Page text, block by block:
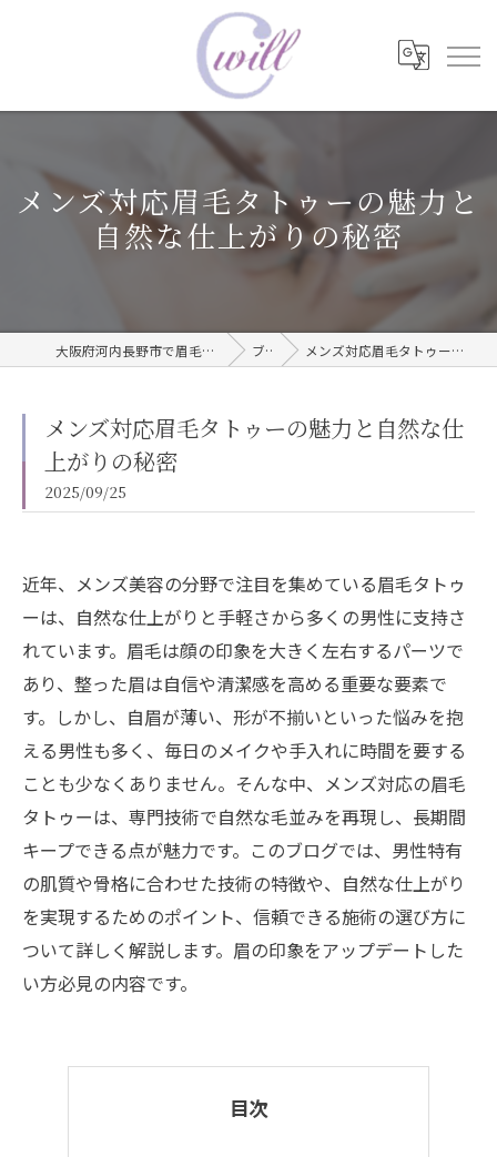
メンズ対応眉毛タトゥーの魅力と
自然な仕上がりの秘密
大阪府河内長野市で眉毛タトゥーならwill care サロン ブログ メンズ対応眉毛タトゥーの魅力と自然な仕上がりの秘密
メンズ対応眉毛タトゥーの魅力と自然な仕
上がりの秘密
2025/09/25
近年、メンズ美容の分野で注目を集めている眉毛タトゥ
ーは、自然な仕上がりと手軽さから多くの男性に支持さ
れています。眉毛は顔の印象を大きく左右するパーツで
あり、整った眉は自信や清潔感を高める重要な要素で
す。しかし、自眉が薄い、形が不揃いといった悩みを抱
える男性も多く、毎日のメイクや手入れに時間を要する
ことも少なくありません。そんな中、メンズ対応の眉毛
タトゥーは、専門技術で自然な毛並みを再現し、長期間
キープできる点が魅力です。このブログでは、男性特有
の肌質や骨格に合わせた技術の特徴や、自然な仕上がり
を実現するためのポイント、信頼できる施術の選び方に
ついて詳しく解説します。眉の印象をアップデートした
い方必見の内容です。
目次